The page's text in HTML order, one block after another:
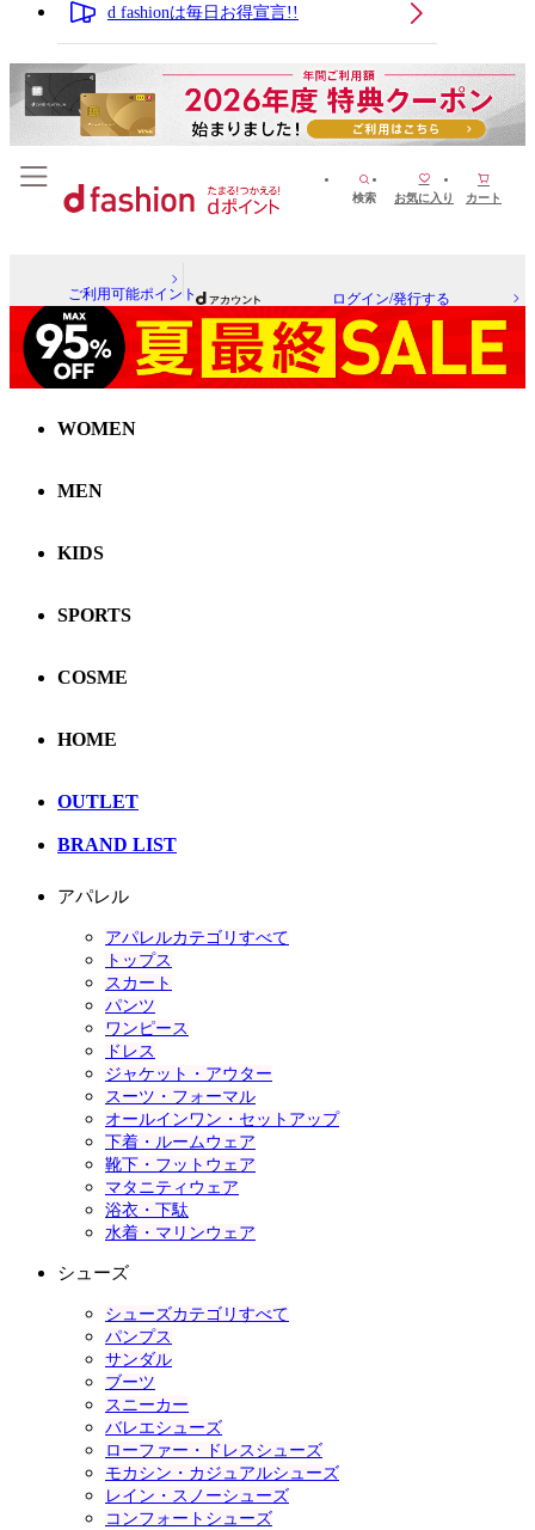
d fashionは毎日お得宣言!!
検索 お気に入り カート
ご利用可能ポイント ログイン/発行する
WOMEN
MEN
KIDS
SPORTS
COSME
HOME
OUTLET
BRAND LIST
アパレル
アパレルカテゴリすべて
トップス
スカート
パンツ
ワンピース
ドレス
ジャケット・アウター
スーツ・フォーマル
オールインワン・セットアップ
下着・ルームウェア
靴下・フットウェア
マタニティウェア
浴衣・下駄
水着・マリンウェア
シューズ
シューズカテゴリすべて
パンプス
サンダル
ブーツ
スニーカー
バレエシューズ
ローファー・ドレスシューズ
モカシン・カジュアルシューズ
レイン・スノーシューズ
コンフォートシューズ